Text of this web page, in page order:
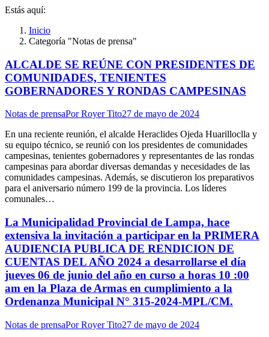
Estás aquí:
Inicio
Categoría "Notas de prensa"
ALCALDE SE REÚNE CON PRESIDENTES DE
COMUNIDADES, TENIENTES
GOBERNADORES Y RONDAS CAMPESINAS
Notas de prensaPorRoyer Tito27 de mayo de 2024
En una reciente reunión, el alcalde Heraclides Ojeda Huarilloclla y
su equipo técnico, se reunió con los presidentes de comunidades
campesinas, tenientes gobernadores y representantes de las rondas
campesinas para abordar diversas demandas y necesidades de las
comunidades campesinas. Además, se discutieron los preparativos
para el aniversario número 199 de la provincia. Los líderes
comunales…
La Municipalidad Provincial de Lampa, hace
extensiva la invitación a participar en la PRIMERA
AUDIENCIA PUBLICA DE RENDICION DE
CUENTAS DEL AÑO 2024 a desarrollarse el día
jueves 06 de junio del año en curso a horas 10 :00
am en la Plaza de Armas en cumplimiento a la
Ordenanza Municipal N° 315-2024-MPL/CM.
Notas de prensaPorRoyer Tito27 de mayo de 2024